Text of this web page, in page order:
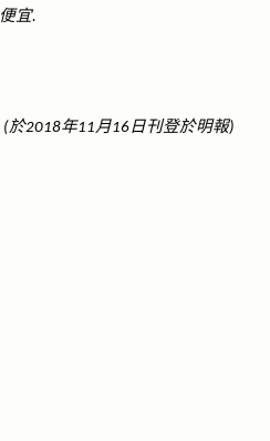
便宜.
(於2018年11 月16 日刊登於明報)